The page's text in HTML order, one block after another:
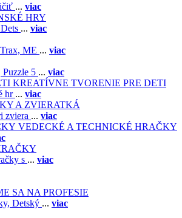
... viac
HRY
Dets ... viac
ME ... viac
Puzzle 5 ... viac
KREATÍVNE TVORENIE PRE DETI
hr ... viac
A ZVIERATKÁ
zviera ... viac
VEDECKÉ A TECHNICKÉ HRAČKY
s ... viac
SA NA PROFESIE
Detský ... viac